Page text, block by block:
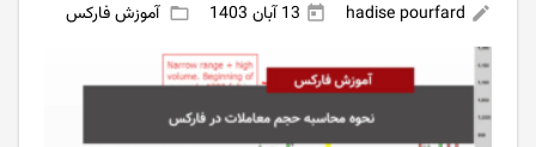
edit
today
folder_open آموزش فارکس